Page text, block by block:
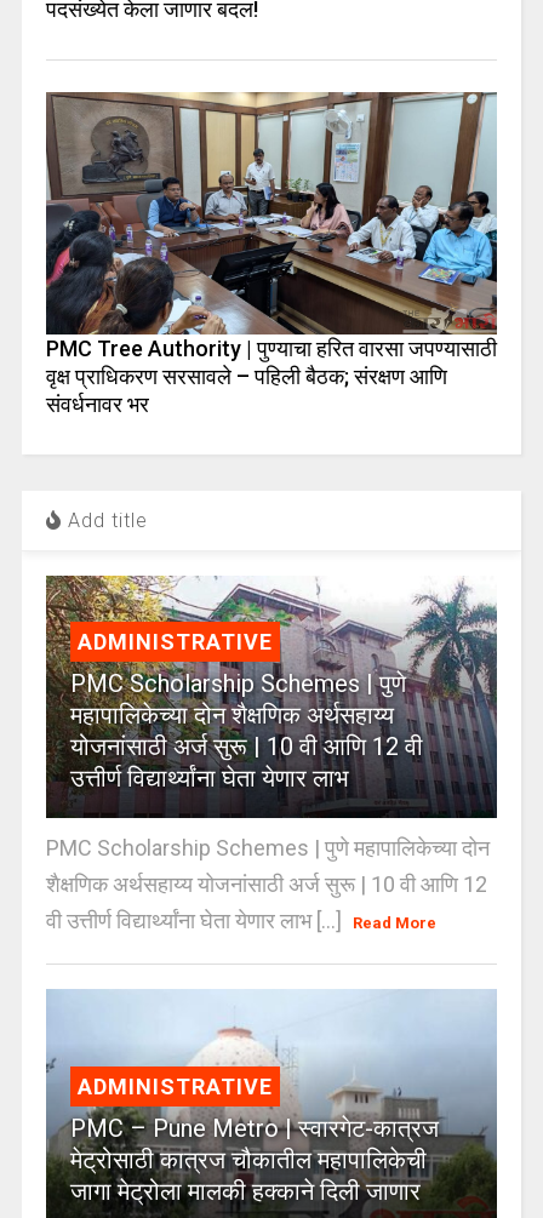
पदसंख्येत केला जाणार बदल!
PMC Tree Authority | पुण्याचा हरित वारसा जपण्यासाठी
वृक्ष प्राधिकरण सरसावले – पहिली बैठक; संरक्षण आणि
संवर्धनावर भर
Add title
ADMINISTRATIVE
PMC Scholarship Schemes | पुणे
महापालिकेच्या दोन शैक्षणिक अर्थसहाय्य
योजनांसाठी अर्ज सुरू | 10 वी आणि 12 वी
उत्तीर्ण विद्यार्थ्यांना घेता येणार लाभ
PMC Scholarship Schemes | पुणे महापालिकेच्या दोन
शैक्षणिक अर्थसहाय्य योजनांसाठी अर्ज सुरू | 10 वी आणि 12
वी उत्तीर्ण विद्यार्थ्यांना घेता येणार लाभ [...]
Read More
ADMINISTRATIVE
PMC – Pune Metro | स्वारगेट-कात्रज
मेट्रोसाठी कात्रज चौकातील महापालिकेची
जागा मेट्रोला मालकी हक्काने दिली जाणार